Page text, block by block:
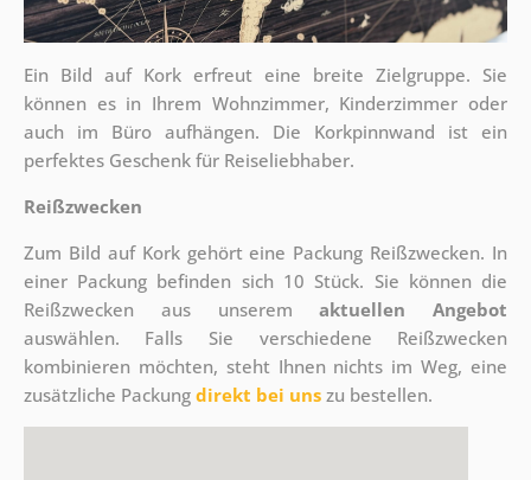
Ein Bild auf Kork erfreut eine breite Zielgruppe. Sie
können es in Ihrem Wohnzimmer, Kinderzimmer oder
auch im Büro aufhängen. Die Korkpinnwand ist ein
perfektes Geschenk für Reiseliebhaber.
Reißzwecken
Zum Bild auf Kork gehört eine Packung Reißzwecken. In
einer Packung befinden sich 10 Stück. Sie können die
Reißzwecken aus unseremaktuellen Angebot
auswählen. Falls Sie verschiedene Reißzwecken
kombinieren möchten, steht Ihnen nichts im Weg, eine
zusätzliche Packung direkt bei unszu bestellen.